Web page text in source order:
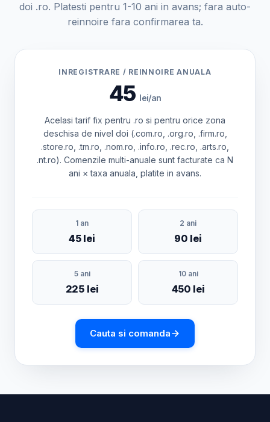
doi .ro. Platesti pentru 1-10 ani in avans; fara auto-
reinnoire fara confirmarea ta.
INREGISTRARE / REINNOIRE ANUALA
45 lei/an
Acelasi tarif fix pentru .ro si pentru orice zona
deschisa de nivel doi (.com.ro, .org.ro, .firm.ro,
.store.ro, .tm.ro, .nom.ro, .info.ro, .rec.ro, .arts.ro,
.nt.ro). Comenzile multi-anuale sunt facturate ca N
ani × taxa anuala, platite in avans.
1 an
45 lei
2 ani
90 lei
5 ani
225 lei
10 ani
450 lei
Cauta si comanda